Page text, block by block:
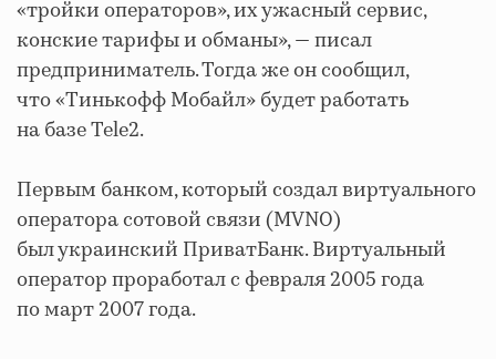
«тройки операторов», их ужасный сервис,
конские тарифы и обманы», — писал
предприниматель. Тогда же он сообщил,
что «Тинькофф Мобайл» будет работать
на базе Tele2.
Первым банком, который создал виртуального
оператора сотовой связи (MVNO)
был украинский ПриватБанк. Виртуальный
оператор проработал с февраля 2005 года
по март 2007 года.